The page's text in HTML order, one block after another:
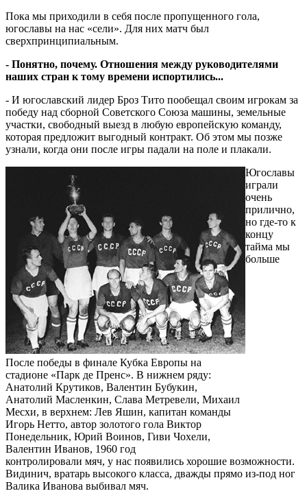
Пока мы приходили в себя после пропущенного гола,
югославы на нас «сели». Для них матч был
сверхпринципиальным.
- Понятно, почему. Отношения между руководителями
наших стран к тому времени испортились...
- И югославский лидер Броз Тито пообещал своим игрокам за
победу над сборной Советского Союза машины, земельные
участки, свободный выезд в любую европейскую команду,
которая предложит выгодный контракт. Об этом мы позже
узнали, когда они после игры падали на поле и плакали.
После победы в финале Кубка Европы на
стадионе «Парк де Пренс». В нижнем ряду:
Анатолий Крутиков, Валентин Бубукин,
Анатолий Масленкин, Cлава Метревели, Михаил
Месхи, в верхнем: Лев Яшин, капитан команды
Игорь Нетто, автор золотого гола Виктор
Понедельник, Юрий Воинов, Гиви Чохели,
Валентин Иванов, 1960 год
Югославы
играли
очень
прилично,
но где-то к
концу
тайма мы
больше
контролировали мяч, у нас появились хорошие возможности.
Видинич, вратарь высокого класса, дважды прямо из-под ног
Валика Иванова выбивал мяч.